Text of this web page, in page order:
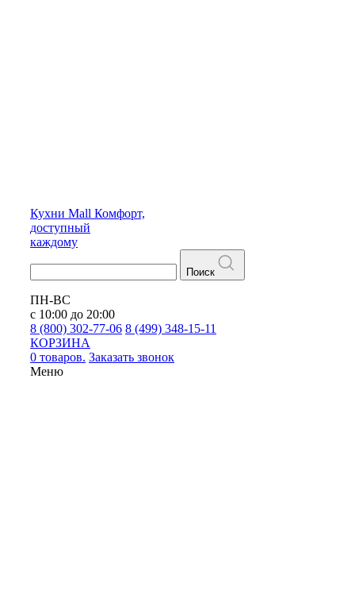
Кухни Mall Комфорт,
доступный
каждому
Поиск
ПН-ВС
с 10:00 до 20:00
8 (800) 302-77-06 8 (499) 348-15-11
КОРЗИНА
0 товаров. Заказать звонок
Меню